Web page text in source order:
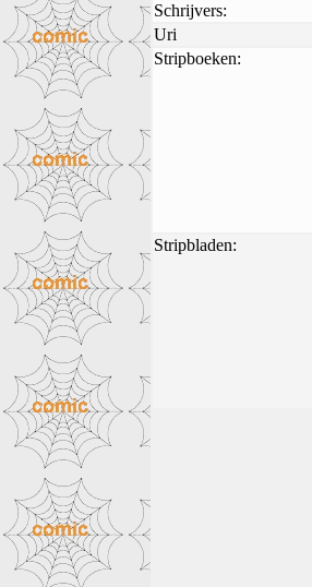
Schrijvers:
Uri
Stripboeken:
Stripbladen: